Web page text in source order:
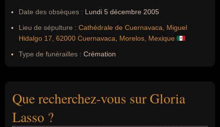
Date des obsèques : Lundi 5 décembre 2005
Lieu de sépulture : Cathédrale de Cuernavaca, Miguel
Hidalgo 17, 62000 Cuernavaca, Morelos, Mexique
Type de funérailles : Crémation
Que recherchez-vous sur Gloria
Lasso ?